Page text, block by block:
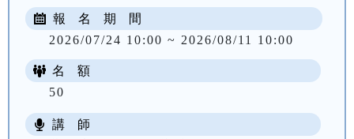
報 名 期 間
2026/07/24 10:00 ~ 2026/08/11 10:00
名 額
50
講 師